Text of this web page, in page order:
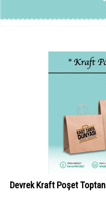
Devrek Kraft Poşet Toptan